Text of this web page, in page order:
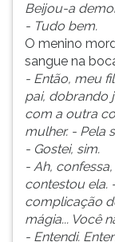
Beijou-a
- Tudo bem.
O menino
sangue na
- Então, meu
pai, dobrando
com a outra
mulher. - Pela
- Gostei, sim.
- Ah,
contestou ela.
complicação
mágia... Você
- Entendi.